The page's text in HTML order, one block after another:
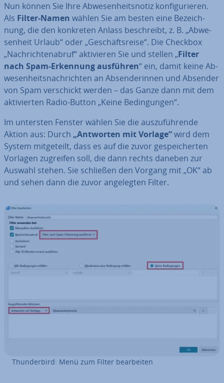
Nun können Sie Ihre Ab­we­sen­heits­no­tiz kon­fi­gu­rie­ren.
Als Filter-Namen wählen Sie am besten eine Be­zeich­
nung, die den konkreten Anlass be­schreibt, z. B. „Ab­we­
sen­heit Urlaub“ oder „Ge­schäfts­rei­se“. Die Checkbox
„Nach­rich­ten­ab­ruf“ ak­ti­vie­ren Sie und stellen „Filter
nach Spam-Erkennung ausführen“ ein, damit keine Ab­
we­sen­heits­nach­rich­ten an Ab­sen­de­rin­nen und Absender
von Spam ver­schickt werden – das Ganze dann mit dem
ak­ti­vier­ten Radio-Button „Keine Be­din­gun­gen“.
Im untersten Fenster wählen Sie die aus­zu­füh­ren­de
Aktion aus: Durch „Antworten mit Vorlage“wird dem
System mit­ge­teilt, dass es auf die zuvor ge­spei­cher­ten
Vorlagen zugreifen soll, die dann rechts daneben zur
Auswahl stehen. Sie schließen den Vorgang mit „OK“ ab
und sehen dann die zuvor an­ge­leg­ten Filter.
Thun­der­bird: Menü zum Filter be­ar­bei­ten